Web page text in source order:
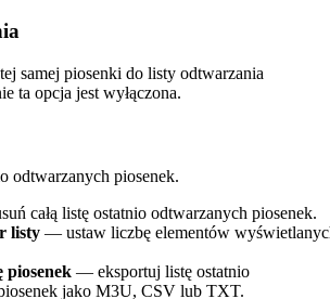
samej piosenki do listy odtwarzania
ta opcja jest wyłączona.
odtwarzanych piosenek.
całą listę ostatnio odtwarzanych piosenek.
listy — ustaw liczbę elementów
piosenek — eksportuj listę ostatnio
jako M3U, CSV lub TXT.